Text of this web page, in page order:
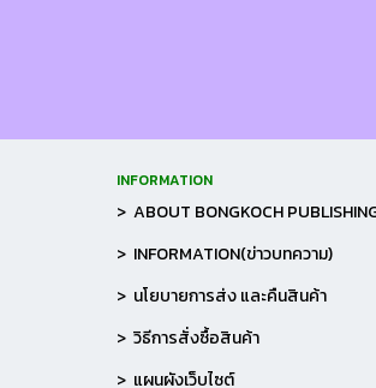
INFORMATION
> ABOUT BONGKOCH
> INFORMATION(ข่าวบทความ)
> นโยบายการส่ง และคืนสินค้า
> วิธีการสั่งซื้อสินค้า
> แผนผังเว็บไซต์